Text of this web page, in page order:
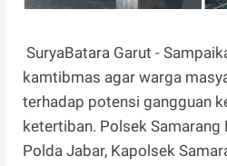
SuryaBatara Garut -
kamtibmas agar warga
terhadap potensi gangguan
ketertiban. Polsek Samarang
Polda Jabar, Kapolsek